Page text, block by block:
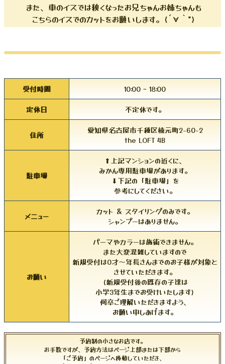
また、車のイスでは狭くなったお兄ちゃんお姉ちゃんも
こちらのイスでのカットをお願いします。(´∀｀*)
受付時間 10:00 ~ 18:00
定休日 不定休です。
住所
愛知県名古屋市千種区楠元町2-60-2
the LOFT 4B
駐車場
⬆︎上記マンションの近くに、
みかん専用駐車場があります。
⬇︎下記の「駐車場」を
参考にしてください。
メニュー
カット ＆ スタイリングのみです。
シャンプーはありません。
お願い
パーマやカラーは施術できません。
また大変混雑していますので
新規受付は0才〜年長さんまでのお子様が対象と
させていただきます。
(新規受付後の既存の子達は
小学3年生までお受けいたします)
何卒ご理解いただきますよう、
お願い申しあげます。
予約制の小さなお店です。
お手数ですが、予約方法はページ上部または下部から
「ご予約」のページへ移動していただき、